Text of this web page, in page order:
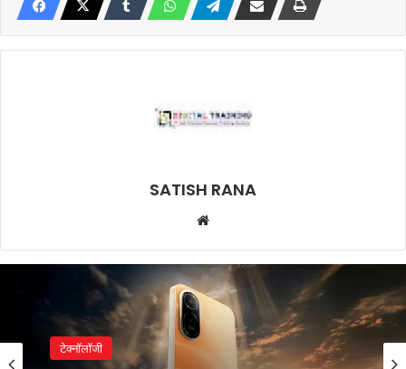
SATISH RANA
टेक्नॉलॉजी